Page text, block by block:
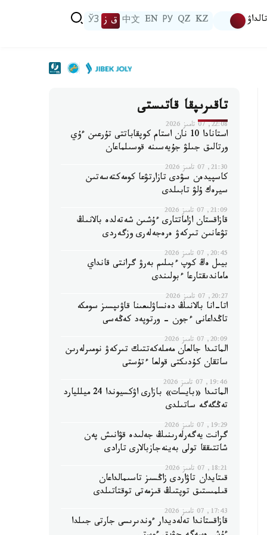
تالداۋ KZ
QZ
РУ
EN
中文 ق ز ЎЗ
تاقىرىپقا قاتىستى
22:08, 07 تامىز 2026
استانادا 10 نان استام كوپقاباتتى تۇرعىن ءۇي
ورتالىق جىلۋ جۇيەسىنە قوسىلماعان
21:30, 07 تامىز 2026
كاسپيدەن سۋدى تازارتۋعا كومەكتەسەتىن
سيرەك ۇلۋ تابىلدى
21:09, 07 تامىز 2026
قازاقستان ازاماتتارى ءۇشىن شەتەلدە بالانىڭ
تۋعانىن تىركەۋ ەرەجەلەرى وزگەردى
20:45, 07 تامىز 2026
بيىل ەڭ كوپ ءبىلىم بەرۋ گرانتى قانداي
ماماندىقتارعا ءبولىندى
20:27, 07 تامىز 2026
اتا-انا بالانىڭ دەنساۋلىعىنا قاۋىپسىز سومكە
تاڭداعانى ءجون - ورتوپەد كەڭەسى
20:09, 07 تامىز 2026
الماتىدا جالعان مەملەكەتتىك تىركەۋ نومىرلەرىن
ساتقان كۇدىكتى قولعا ءتۇستى
19:46, 07 تامىز 2026
الماتىدا «بايسات» بازارى اۋكسيوندا 24 ميلليارد
تەڭگەگە ساتىلدى
19:29, 07 تامىز 2026
گرانت يەگەرلەرىنىڭ جەلىدە قۋانىش پەن
شاتتىققا تولى بەينەجازبالارى تارادى
18:21, 07 تامىز 2026
قىتايدان تاۋاردى زاڭسىز تاسىمالداعان
قىلمىستىق توپتىڭ قىزمەتى توقتاتىلدى
17:43, 07 تامىز 2026
قازاقستاندا تەلەديدار ءوندىرىسى جارتى جىلدا